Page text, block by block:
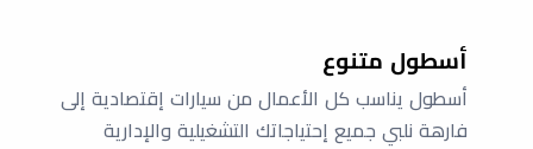
أسطول متنوع
أسطول يناسب كل الأعمال من سيارات إقتصادية إلى
فارهة نلبي جميع إحتياجاتك التشغيلية والإدارية